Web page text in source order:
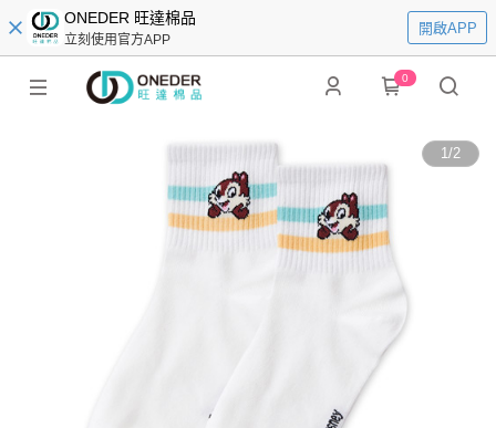
ONEDER 旺達棉品
立刻使用官方APP
開啟APP
0
1/2